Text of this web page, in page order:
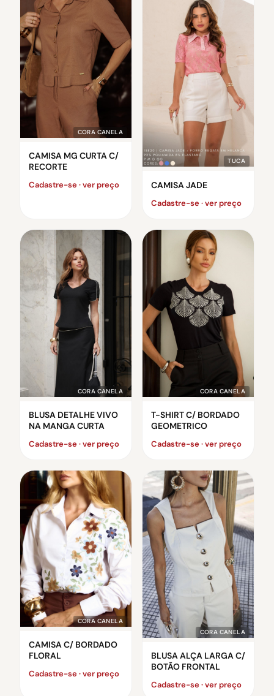
CORA CANELA
CAMISA MG CURTA C/
RECORTE
Cadastre-se · ver preço
TUCA
CAMISA JADE
Cadastre-se · ver preço
CORA CANELA
BLUSA DETALHE VIVO
NA MANGA CURTA
Cadastre-se · ver preço
CORA CANELA
T-SHIRT C/ BORDADO
GEOMETRICO
Cadastre-se · ver preço
CORA CANELA
CAMISA C/ BORDADO
FLORAL
Cadastre-se · ver preço
CORA CANELA
BLUSA ALÇA LARGA C/
BOTÃO FRONTAL
Cadastre-se · ver preço